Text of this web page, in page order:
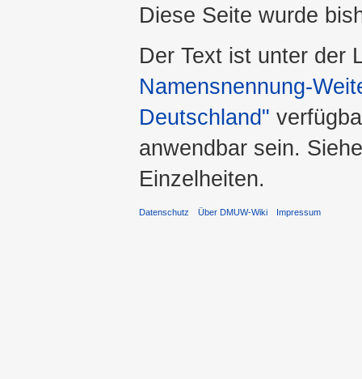
Diese Seite wurde
Der Text ist unter der
Namensnennung-
Deutschland"
anwendbar sein.
Einzelheiten.
Datenschutz Über DMUW-Wiki Impressum